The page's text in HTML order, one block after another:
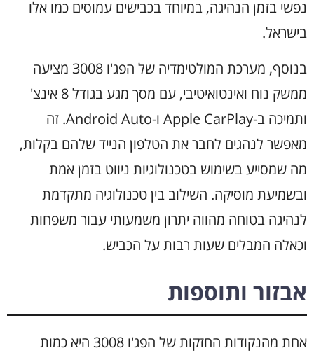
נפשי בזמן הנהיגה, במיוחד בכבישים עמוסים כמו אלו
בישראל.
בנוסף, מערכת המולטימדיה של הפג'ו 3008 מציעה
ממשק נוח ואינטואיטיבי, עם מסך מגע בגודל 8 אינצ'
ותמיכה ב-Apple CarPlay ו-Android Auto. זה
מאפשר לנהגים לחבר את הטלפון הנייד שלהם בקלות,
מה שמסייע בשימוש בטכנולוגיות ניווט בזמן אמת
ובשמיעת מוסיקה. השילוב בין טכנולוגיה מתקדמת
לנהיגה בטוחה מהווה יתרון משמעותי עבור משפחות
וכאלה המבלים שעות רבות על הכביש.
אבזור ותוספות
אחת מהנקודות החזקות של הפג'ו 3008 היא כמות